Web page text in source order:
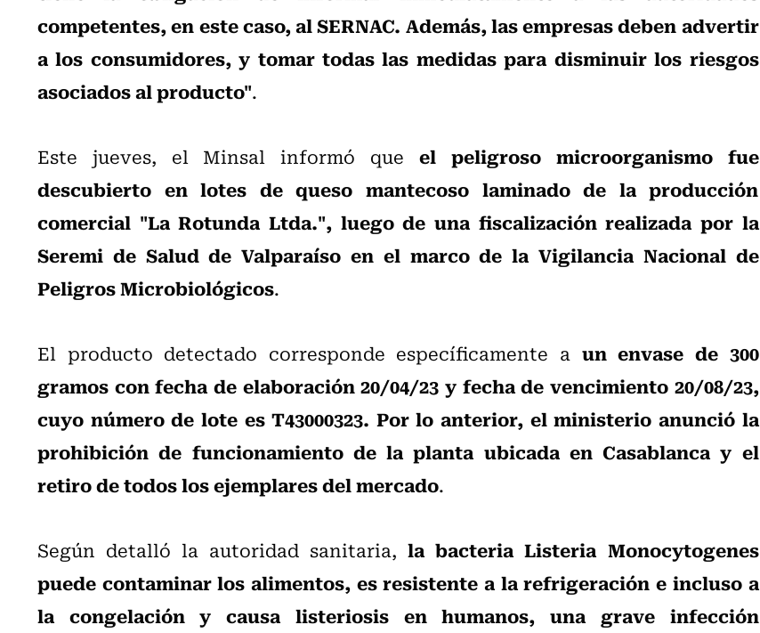
competentes, en este caso, al SERNAC. Además, las empresas deben advertir
a los consumidores, y tomar todas las medidas para disminuir los riesgos
asociados al producto".
Este jueves, el Minsal informó que el peligroso microorganismo fue
descubierto en lotes de queso mantecoso laminado de la producción
comercial "La Rotunda Ltda.", luego de una fiscalización realizada por la
Seremi de Salud de Valparaíso en el marco de la Vigilancia Nacional de
Peligros Microbiológicos.
El producto detectado corresponde específicamente a un envase de 300
gramos con fecha de elaboración 20/04/23 y fecha de vencimiento 20/08/23,
cuyo número de lote es T43000323. Por lo anterior, el ministerio anunció la
prohibición de funcionamiento de la planta ubicada en Casablanca y el
retiro de todos los ejemplares del mercado.
Según detalló la autoridad sanitaria,la bacteria Listeria Monocytogenes
puede contaminar los alimentos, es resistente a la refrigeración e incluso a
la congelación y causa listeriosis en humanos, una grave infección